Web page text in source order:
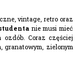
vintage, retro oraz
nie musi mieć
ozdób. Coraz częściej
granatowym, zielonym